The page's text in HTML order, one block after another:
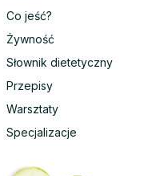
Co jeść?
Żywność
Słownik dietetyczny
Przepisy
Warsztaty
Specjalizacje